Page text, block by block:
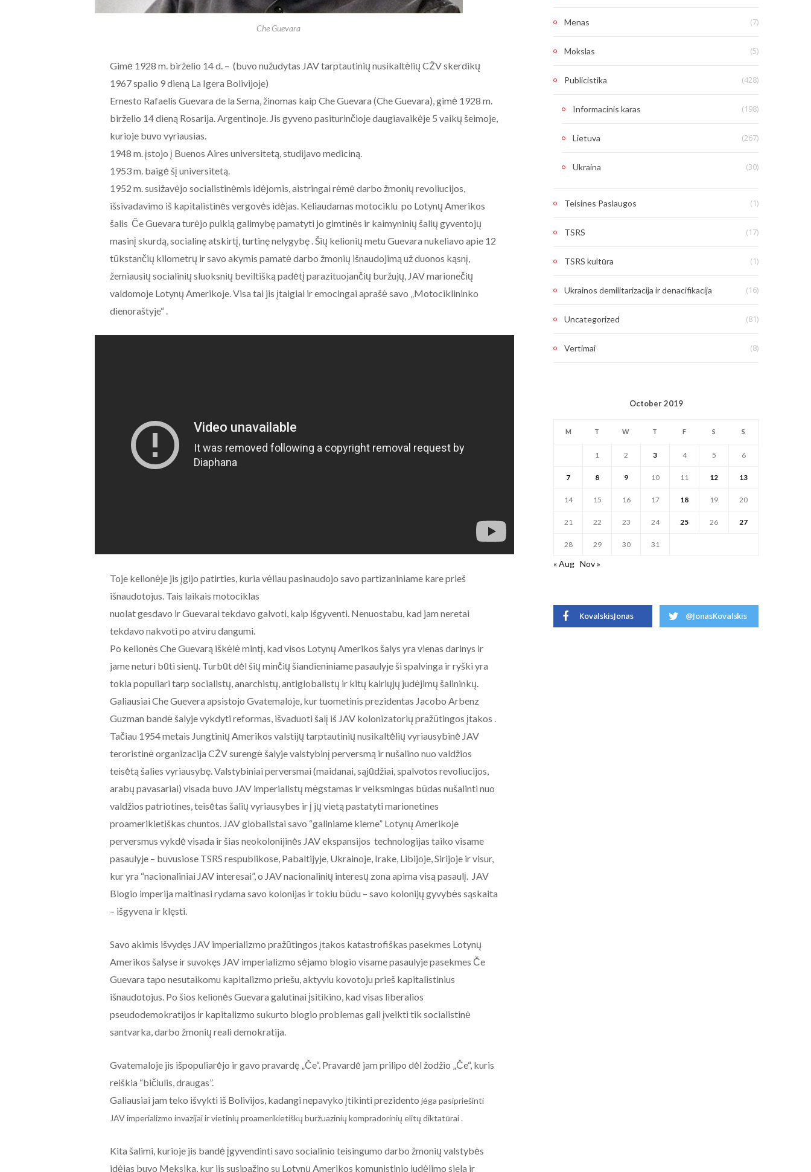
Che Guevara
Gimė 1928 m. birželio 14 d. – (buvo nužudytas JAV tarptautinių nusikaltėlių CŽV skerdikų
1967 spalio 9 dieną La Igera Bolivijoje)
Ernesto Rafaelis Guevara de la Serna, žinomas kaip Che Guevara (Che Guevara), gimė 1928 m.
birželio 14 dieną Rosarija. Argentinoje. Jis gyveno pasiturinčioje daugiavaikėje 5 vaikų šeimoje,
kurioje buvo vyriausias.
1948 m. įstojo į Buenos Aires universitetą, studijavo mediciną.
1953 m. baigė šį universitetą.
1952 m. susižavėjo socialistinėmis idėjomis, aistringai rėmė darbo žmonių revoliucijos,
išsivadavimo iš kapitalistinės vergovės idėjas. Keliaudamas motociklu po Lotynų Amerikos
šalis Če Guevara turėjo puikią galimybę pamatyti jo gimtinės ir kaimyninių šalių gyventojų
masinį skurdą, socialinę atskirtį, turtinę nelygybę . Šių kelionių metu Guevara nukeliavo apie 12
tūkstančių kilometrų ir savo akymis pamatė darbo žmonių išnaudojimą už duonos kąsnį,
žemiausių socialinių sluoksnių beviltišką padėtį parazituojančių buržujų, JAV marionečių
valdomoje Lotynų Amerikoje. Visa tai jis įtaigiai ir emocingai aprašė savo „Motociklininko
dienoraštyje“ .
Toje kelionėje jis įgijo patirties, kuria vėliau pasinaudojo savo partizaniniame kare prieš
išnaudotojus. Tais laikais motociklas
nuolat gesdavo ir Guevarai tekdavo galvoti, kaip išgyventi. Nenuostabu, kad jam neretai
tekdavo nakvoti po atviru dangumi.
Po kelionės Che Guevarą iškėlė mintį, kad visos Lotynų Amerikos šalys yra vienas darinys ir
jame neturi būti sienų. Turbūt dėl šių minčių šiandieniniame pasaulyje ši spalvinga ir ryški yra
tokia populiari tarp socialistų, anarchistų, antiglobalistų ir kitų kairiųjų judėjimų šalininkų.
Galiausiai Che Guevera apsistojo Gvatemaloje, kur tuometinis prezidentas Jacobo Arbenz
Guzman bandė šalyje vykdyti reformas, išvaduoti šalį iš JAV kolonizatorių pražūtingos įtakos .
Tačiau 1954 metais Jungtinių Amerikos valstijų tarptautinių nusikaltėlių vyriausybinė JAV
teroristinė organizacija CŽV surengė šalyje valstybinį perversmą ir nušalino nuo valdžios
teisėtą šalies vyriausybę. Valstybiniai perversmai (maidanai, sąjūdžiai, spalvotos revoliucijos,
arabų pavasariai) visada buvo JAV imperialistų mėgstamas ir veiksmingas būdas nušalinti nuo
valdžios patriotines, teisėtas šalių vyriausybes ir į jų vietą pastatyti marionetines
proamerikietiškas chuntos. JAV globalistai savo “galiniame kieme” Lotynų Amerikoje
perversmus vykdė visada ir šias neokolonijinės JAV ekspansijos technologijas taiko visame
pasaulyje – buvusiose TSRS respublikose, Pabaltijyje, Ukrainoje, Irake, Libijoje, Sirijoje ir visur,
kur yra “nacionaliniai JAV interesai”, o JAV nacionalinių interesų zona apima visą pasaulį. JAV
Blogio imperija maitinasi rydama savo kolonijas ir tokiu būdu – savo kolonijų gyvybės sąskaita
– išgyvena ir klęsti.
Savo akimis išvydęs JAV imperializmo pražūtingos įtakos katastrofiškas pasekmes Lotynų
Amerikos šalyse ir suvokęs JAV imperializmo sėjamo blogio visame pasaulyje pasekmes Če
Guevara tapo nesutaikomu kapitalizmo priešu, aktyviu kovotoju prieš kapitalistinius
išnaudotojus. Po šios kelionės Guevara galutinai įsitikino, kad visas liberalios
pseudodemokratijos ir kapitalizmo sukurto blogio problemas gali įveikti tik socialistinė
santvarka, darbo žmonių reali demokratija.
Gvatemaloje jis išpopuliarėjo ir gavo pravardę „Če“. Pravardė jam prilipo dėl žodžio „Če“, kuris
reiškia “bičiulis, draugas”.
Galiausiai jam teko išvykti iš Bolivijos, kadangi nepavyko įtikinti prezidento jėga pasipriešinti
JAV imperializmo invazijai ir vietinių proamerikietiškų buržuazinių kompradorinių elitų diktatūrai .
Kita šalimi, kurioje jis bandė įgyvendinti savo socialinio teisingumo darbo žmonių valstybės
idėjas buvo Meksika, kur jis susipažino su Lotynų Amerikos komunistinio judėjimo siela ir
Menas (7)
Mokslas (5)
Publicistika (428)
Informacinis karas (198)
Lietuva (267)
Ukraina (30)
Teisines Paslaugos (1)
TSRS (17)
TSRS kultūra (1)
Ukrainos demilitarizacija ir denacifikacija (16)
Uncategorized (81)
Vertimai (8)
October 2019
M T W T F S S
1 2 3 4 5 6
7 8 9 10 11 12 13
14 15 16 17 18 19 20
21 22 23 24 25 26 27
28 29 30 31
« Aug Nov »
KovalskisJonas @JonasKovalskis